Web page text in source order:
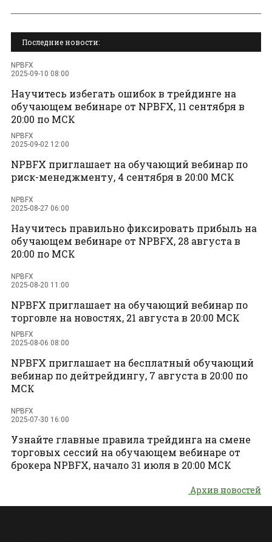
Последние новости:
NPBFX
2025-09-10 08:00
Научитесь избегать ошибок в трейдинге на
обучающем вебинаре от NPBFX, 11 сентября в
20:00 по МСК
NPBFX
2025-09-02 12:00
NPBFX приглашает на обучающий вебинар по
риск-менеджменту, 4 сентября в 20:00 МСК
NPBFX
2025-08-27 06:00
Научитесь правильно фиксировать прибыль на
обучающем вебинаре от NPBFX, 28 августа в
20:00 по МСК
NPBFX
2025-08-20 11:00
NPBFX приглашает на обучающий вебинар по
торговле на новостях, 21 августа в 20:00 МСК
NPBFX
2025-08-06 08:00
NPBFX приглашает на бесплатный обучающий
вебинар по дейтрейдингу, 7 августа в 20:00 по
МСК
NPBFX
2025-07-30 16:00
Узнайте главные правила трейдинга на смене
торговых сессий на обучающем вебинаре от
брокера NPBFX, начало 31 июля в 20:00 МСК
Архив новостей